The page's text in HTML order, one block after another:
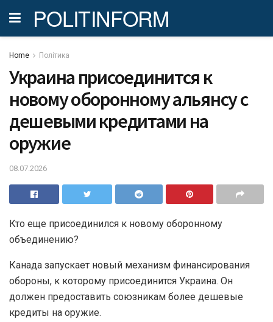
POLITINFORM
Home Політика
Украина присоединится к
новому оборонному альянсу с
дешевыми кредитами на
оружие
08.07.2026
Кто еще присоединился к новому оборонному
объединению?
Канада запускает новый механизм финансирования
обороны, к которому присоединится Украина. Он
должен предоставить союзникам более дешевые
кредиты на оружие.